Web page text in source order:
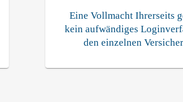
Eine Vollmacht Ihrerseits
kein aufwändiges
den einzelnen